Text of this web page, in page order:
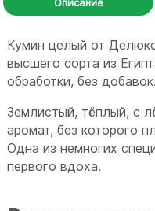
Кумин целый от
высшего сорта из
обработки, без добавок.
Землистый, тёплый, с
аромат, без которого
Одна из немногих
первого вдоха.